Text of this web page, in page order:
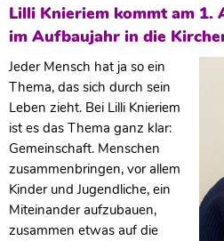
Lilli Knieriem kommt am 1.
im Aufbaujahr in die
Jeder Mensch hat ja so ein
Thema, das sich durch sein
Leben zieht. Bei Lilli Knieriem
ist es das Thema ganz klar:
Gemeinschaft. Menschen
zusammenbringen, vor allem
Kinder und Jugendliche, ein
Miteinander aufzubauen,
zusammen etwas auf die